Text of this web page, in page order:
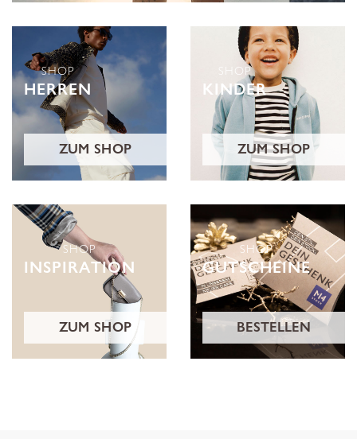
SHOP
HERREN
ZUM SHOP
SHOP
KINDER
ZUM SHOP
SHOP
INSPIRATION
ZUM SHOP
SHOP
GUTSCHEINE
BESTELLEN